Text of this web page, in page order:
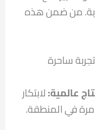
من ضمن هذه
تجربة ساحرة
عالمية:لابتكار
في المنطقة.